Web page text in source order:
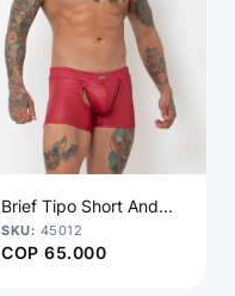
Brief Tipo Short And...
45012
COP 65.000